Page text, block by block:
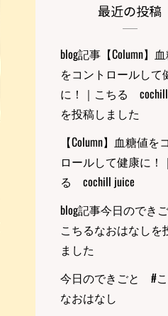
最近の投稿
blog記事【Column】
をコントロールして
に！｜こちる cochill
を投稿しました
【Column】血糖値を
ロールして健康に！
る cochill juice
blog記事今日のでき
こちるなおはなしを
ました
今日のできごと #
なおはなし